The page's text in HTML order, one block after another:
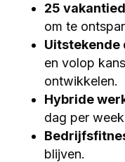
25
om te
Uitstekende
en volop
ontwikkelen.
Hybride
dag per
blijven.